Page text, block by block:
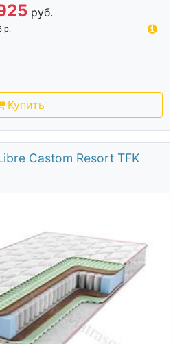
руб.
р.
Купить
Castom Resort TFK